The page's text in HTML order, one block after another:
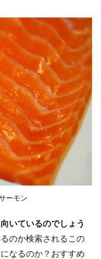
ーモン
いているのでしょう
のか検索されるこの
なるのか？おすすめ